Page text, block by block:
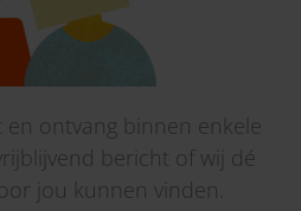
ontvang binnen enkele
bericht of wij dé
jou kunnen vinden.